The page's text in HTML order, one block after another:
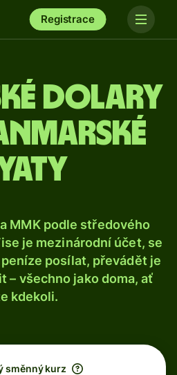
Registrace
dolary
MMK podle středového
je mezinárodní účet, se
posílat, převádět je
– všechno jako doma, ať
kdekoli.
směnný kurz